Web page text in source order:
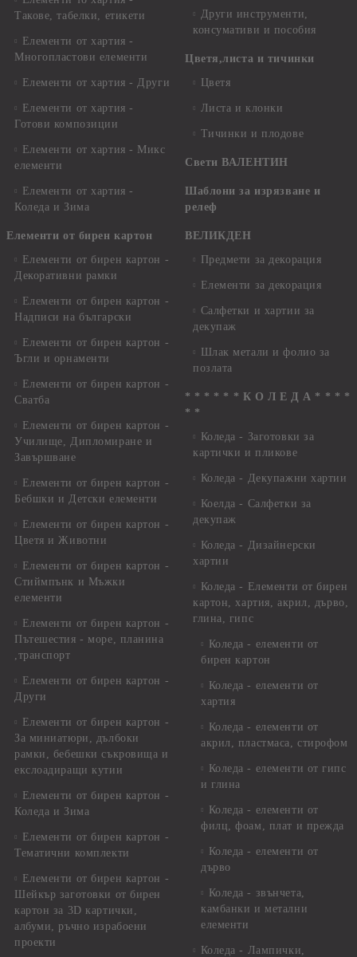
Такове, табелки, етикети
Елементи от хартия -
Многопластови елементи
Елементи от хартия - Други
Елементи от хартия -
Готови композиции
Елементи от хартия - Микс
елементи
Елементи от хартия -
Коледа и Зима
Елементи от бирен картон
Елементи от бирен картон -
Декоративни рамки
Елементи от бирен картон -
Надписи на български
Елементи от бирен картон -
Ъгли и орнаменти
Елементи от бирен картон -
Сватба
Елементи от бирен картон -
Училище, Дипломиране и
Завършване
Елементи от бирен картон -
Бебшки и Детски елементи
Елементи от бирен картон -
Цветя и Животни
Елементи от бирен картон -
Стиймпънк и Мъжки
елементи
Елементи от бирен картон -
Пътешестия - море, планина
,транспорт
Елементи от бирен картон -
Други
Елементи от бирен картон -
За миниатюри, дълбоки
рамки, бебешки съкровища и
екслоадиращи кутии
Елементи от бирен картон -
Коледа и Зима
Елементи от бирен картон -
Тематични комплекти
Елементи от бирен картон -
Шейкър заготовки от бирен
картон за 3D картички,
албуми, ръчно израбоени
проекти
Други инструменти,
консумативи и пособия
Цветя,листа и тичинки
Цветя
Листа и клонки
Тичинки и плодове
Свети ВАЛЕНТИН
Шаблони за изрязване и
релеф
ВЕЛИКДЕН
Предмети за декорация
Елементи за декорация
Салфетки и хартии за
декупаж
Шлак метали и фолио за
позлата
* * * * * * К О Л Е Д А * * * *
* *
Коледа - Заготовки за
картички и пликове
Коледа - Декупажни хартии
Коелда - Салфетки за
декупаж
Коледа - Дизайнерски
хартии
Коледа - Eлементи от бирен
картон, хартия, акрил, дърво,
глина, гипс
Коледа - елементи от
бирен картон
Коледа - елементи от
хартия
Коледа - елементи от
акрил, пластмаса, стирофом
Коледа - елементи от гипс
и глина
Коледа - елементи от
филц, фоам, плат и прежда
Коледа - елементи от
дърво
Коледа - звънчета,
камбанки и метални
елементи
Коледа - Лампички,